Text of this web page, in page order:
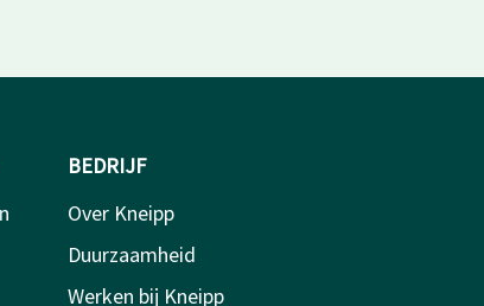
BEDRIJF
Over Kneipp
Duurzaamheid
Werken bij Kneipp